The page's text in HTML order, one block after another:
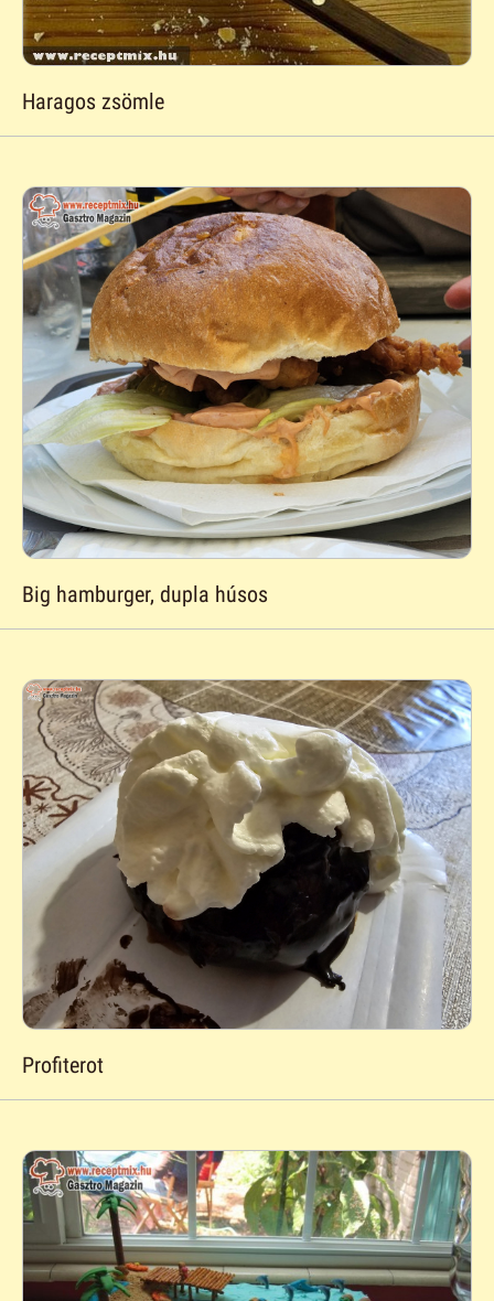
Haragos zsömle
Big hamburger, dupla húsos
Profiterot